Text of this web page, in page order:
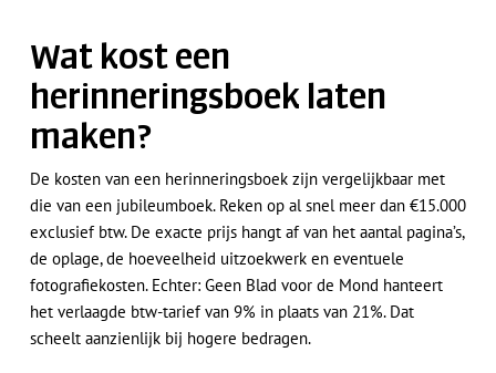
Wat kost een
herinneringsboek laten
maken?
De kosten van een herinneringsboek zijn vergelijkbaar met
die van een jubileumboek. Reken op al snel meer dan €15.000
exclusief btw. De exacte prijs hangt af van het aantal pagina’s,
de oplage, de hoeveelheid uitzoekwerk en eventuele
fotografiekosten. Echter: Geen Blad voor de Mond hanteert
het verlaagde btw-tarief van 9% in plaats van 21%. Dat
scheelt aanzienlijk bij hogere bedragen.